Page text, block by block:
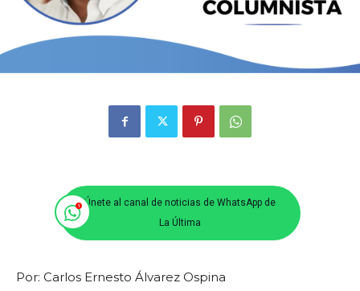
Únete al canal de noticias de WhatsApp de
La Última
Por: Carlos Ernesto Álvarez Ospina